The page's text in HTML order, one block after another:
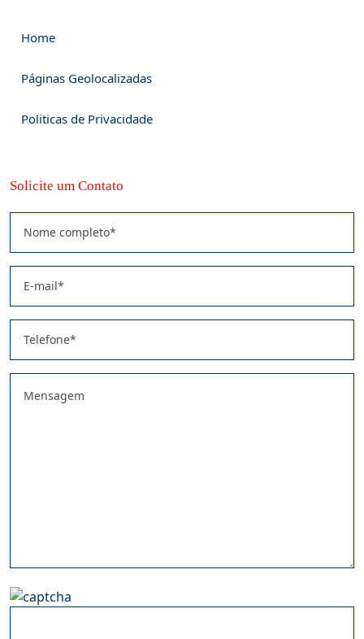
Home
Páginas Geolocalizadas
Politicas de Privacidade
Solicite um Contato